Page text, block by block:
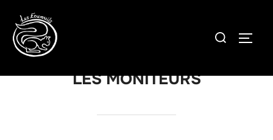
contenu
Rechercher :
LES MONITEURS